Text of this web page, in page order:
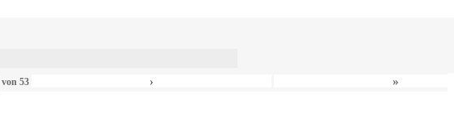
von53 › »